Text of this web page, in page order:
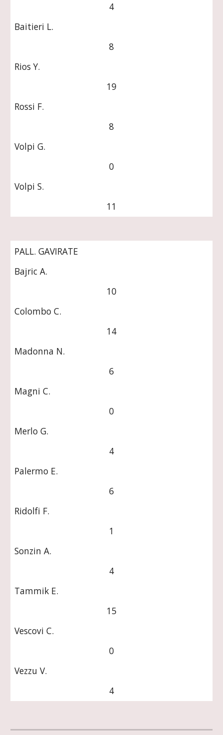
4
Baitieri L.
8
Rios Y.
19
Rossi F.
8
Volpi G.
0
Volpi S.
11
PALL. GAVIRATE
Bajric A.
10
Colombo C.
14
Madonna N.
6
Magni C.
0
Merlo G.
4
Palermo E.
6
Ridolfi F.
1
Sonzin A.
4
Tammik E.
15
Vescovi C.
0
Vezzu V.
4